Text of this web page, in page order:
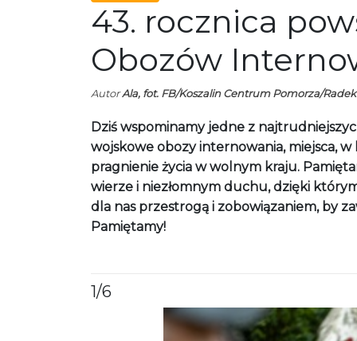
43. rocznica
Obozów
AutorAla, fot. FB/Koszalin Centrum Pomorza/
Dziś wspominamy jedne z
wojskowe obozy internowania, miejsca,
pragnienie życia w wolnym kraju.
wierze i niezłomnym duchu, dzięki
dla nas przestrogą i zobowiązaniem, by
Pamiętamy!
1/6